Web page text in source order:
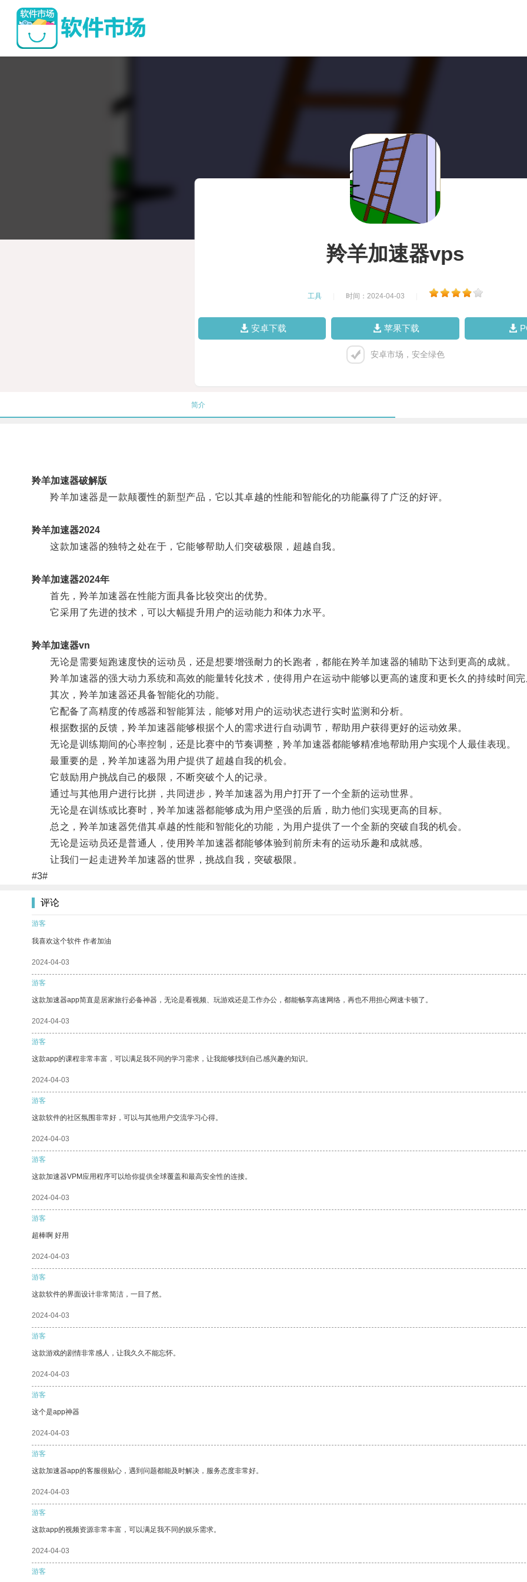
羚羊加速器vps
工具 时间：2024-04-03
安卓下载 苹果下载
安卓市场，安全绿色
简介
羚羊加速器破解版
羚羊加速器是一款颠覆性的新型产品，它以其卓越的性能和智能化的功能赢得了广泛的好评。
羚羊加速器2024
这款加速器的独特之处在于，它能够帮助人们突破极限，超越自我。
羚羊加速器2024年
首先，羚羊加速器在性能方面具备比较突出的优势。
它采用了先进的技术，可以大幅提升用户的运动能力和体力水平。
羚羊加速器vn
无论是需要短跑速度快的运动员，还是想要增强耐力的长跑者，都能在羚羊加速器的辅助下达到更高的成就。
羚羊加速器的强大动力系统和高效的能量转化技术，使得用户在运动中能够以更高的速度和更长久的持续时间
其次，羚羊加速器还具备智能化的功能。
它配备了高精度的传感器和智能算法，能够对用户的运动状态进行实时监测和分析。
根据数据的反馈，羚羊加速器能够根据个人的需求进行自动调节，帮助用户获得更好的运动效果。
无论是训练期间的心率控制，还是比赛中的节奏调整，羚羊加速器都能够精准地帮助用户实现个人最佳表现。
最重要的是，羚羊加速器为用户提供了超越自我的机会。
它鼓励用户挑战自己的极限，不断突破个人的记录。
通过与其他用户进行比拼，共同进步，羚羊加速器为用户打开了一个全新的运动世界。
无论是在训练或比赛时，羚羊加速器都能够成为用户坚强的后盾，助力他们实现更高的目标。
总之，羚羊加速器凭借其卓越的性能和智能化的功能，为用户提供了一个全新的突破自我的机会。
无论是运动员还是普通人，使用羚羊加速器都能够体验到前所未有的运动乐趣和成就感。
让我们一起走进羚羊加速器的世界，挑战自我，突破极限。
#3#
评论
游客
我喜欢这个软件 作者加油
2024-04-03
游客
这款加速器app简直是居家旅行必备神器，无论是看视频、玩游戏还是工作办公，都能畅享高速网络，再也不用担心网速卡顿了。
2024-04-03
游客
这款app的课程非常丰富，可以满足我不同的学习需求，让我能够找到自己感兴趣的知识。
2024-04-03
游客
这款软件的社区氛围非常好，可以与其他用户交流学习心得。
2024-04-03
游客
这款加速器VPM应用程序可以给你提供全球覆盖和最高安全性的连接。
2024-04-03
游客
超棒啊 好用
2024-04-03
游客
这款软件的界面设计非常简洁，一目了然。
2024-04-03
游客
这款游戏的剧情非常感人，让我久久不能忘怀。
2024-04-03
游客
这个是app神器
2024-04-03
游客
这款加速器app的客服很贴心，遇到问题都能及时解决，服务态度非常好。
2024-04-03
游客
这款app的视频资源非常丰富，可以满足我不同的娱乐需求。
2024-04-03
游客